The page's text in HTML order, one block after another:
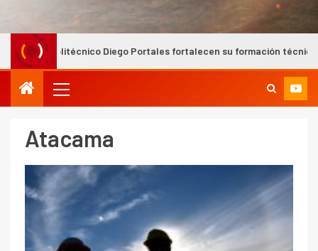
Portales fortalecen su formación técnica en CEIM para la
Atacama